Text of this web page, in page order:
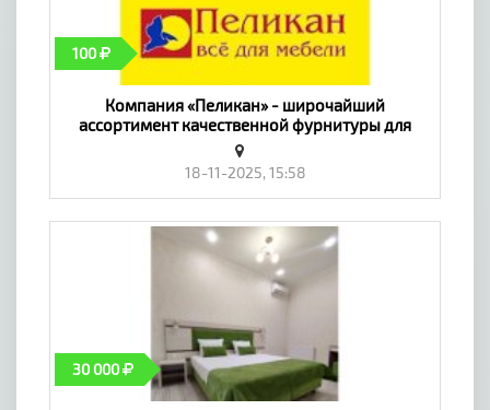
100
​Компания «Пеликан» - широчайший
ассортимент качественной фурнитуры для
производства мебели - «Мебель, интерьер»
18-11-2025, 15:58
30 000